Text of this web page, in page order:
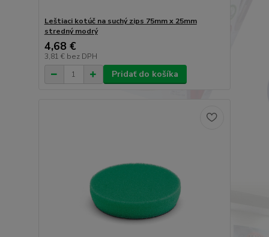
Leštiaci kotúč na suchý zips 75mm x 25mm
stredný modrý
4,68 €
3,81 € bez DPH
Pridať do košíka